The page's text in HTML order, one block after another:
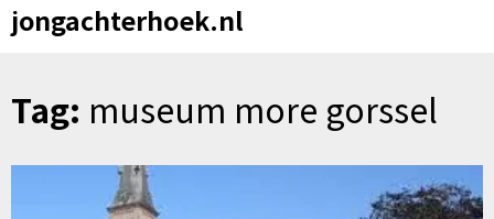
jongachterhoek.nl
Tag: museum more gorssel